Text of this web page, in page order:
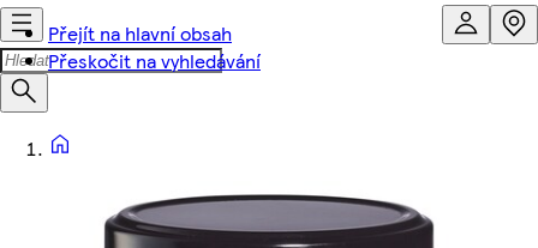
Přejít na hlavní obsah
Přeskočit na vyhledávání